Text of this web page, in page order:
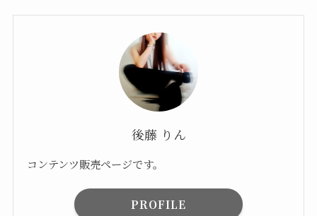
後藤 りん
コンテンツ販売ページです。
PROFILE